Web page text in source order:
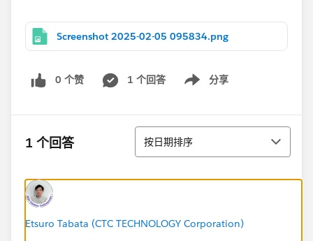
Screenshot 2025-02-05 095834.png
0 个赞 1 个回答 分享
Show menu
1 个回答 排序
按日期排序
Etsuro Tabata (CTC TECHNOLOGY Corporation)